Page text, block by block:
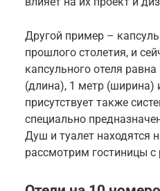
Другой пример –
прошлого столетия, и
капсульного отеля
(длина), 1 метр (ширина)
присутствует также
специально
Душ и туалет находятся
рассмотрим гостиницы